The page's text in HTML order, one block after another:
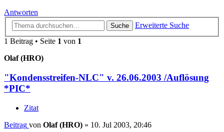
Antworten
Suche
Erweiterte Suche
1 Beitrag • Seite 1 von 1
Olaf (HRO)
"Kondensstreifen-NLC" v. 26.06.2003 /Auflösung
*PIC*
Zitat
Beitrag von Olaf (HRO) » 10. Jul 2003, 20:46